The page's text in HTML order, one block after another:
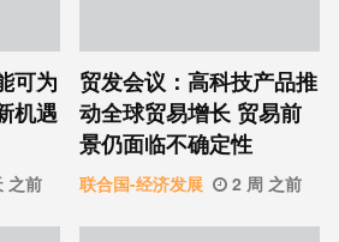
可为
机遇
之前
贸发会议：高科技产品推
动全球贸易增长 贸易前
景仍面临不确定性
联合国-经济发展 2 周 之前